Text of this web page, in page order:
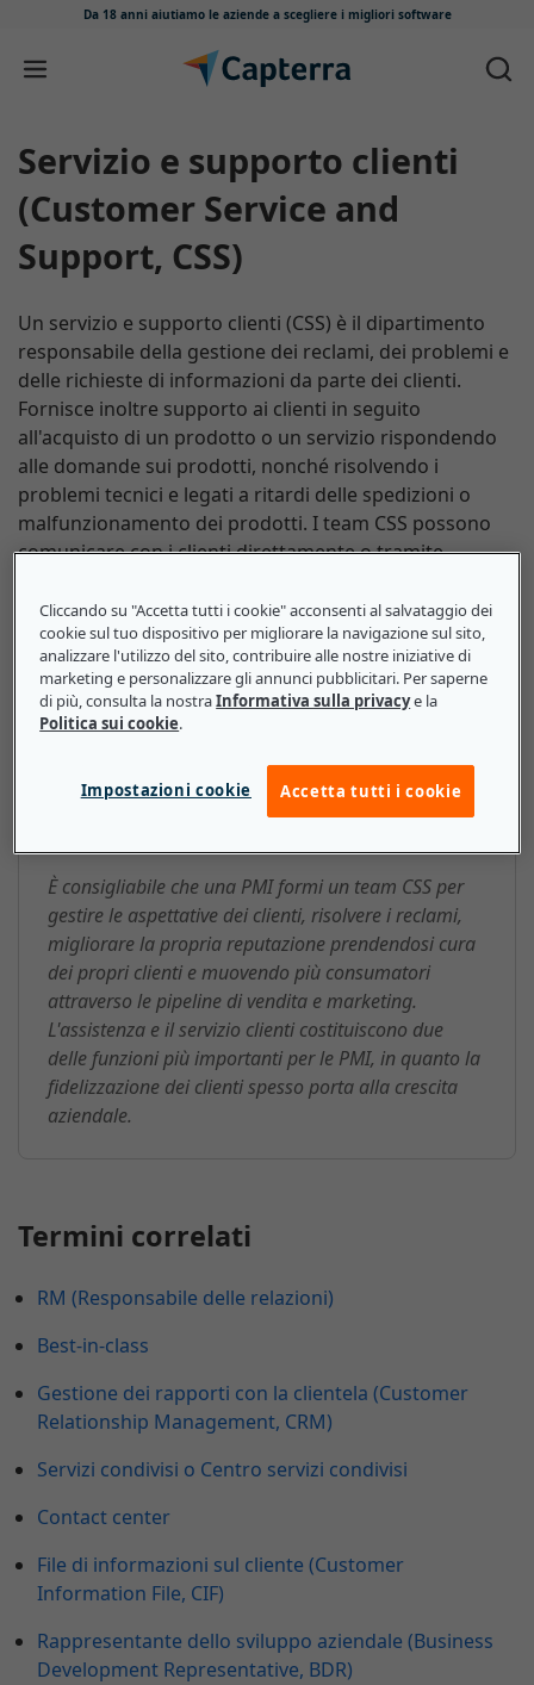
Da 18 anni aiutiamo le aziende a scegliere i migliori software
Salta e vai al contenuto
Servizio e supporto clienti
(Customer Service and
Support, CSS)
Un servizio e supporto clienti (CSS) è il dipartimento
responsabile della gestione dei reclami, dei problemi e
delle richieste di informazioni da parte dei clienti.
Fornisce inoltre supporto ai clienti in seguito
all'acquisto di un prodotto o un servizio rispondendo
alle domande sui prodotti, nonché risolvendo i
problemi tecnici e legati a ritardi delle spedizioni o
malfunzionamento dei prodotti. I team CSS possono
comunicare con i clienti direttamente o tramite
tecnologie.
Servizio e supporto clienti
(Customer Service and Support,
CSS): ecco cosa devono sapere le
È consigliabile che una PMI formi un team CSS per
gestire le aspettative dei clienti, risolvere i reclami,
migliorare la propria reputazione prendendosi cura
dei propri clienti e muovendo più consumatori
attraverso le pipeline di vendita e marketing.
L'assistenza e il servizio clienti costituiscono due
delle funzioni più importanti per le PMI, in quanto la
fidelizzazione dei clienti spesso porta alla crescita
aziendale.
Termini correlati
RM (Responsabile delle relazioni)
Best-in-class
Gestione dei rapporti con la clientela (Customer
Relationship Management, CRM)
Servizi condivisi o Centro servizi condivisi
Contact center
File di informazioni sul cliente (Customer
Information File, CIF)
Rappresentante dello sviluppo aziendale (Business
Development Representative, BDR)
Cliccando su "Accetta tutti i cookie" acconsenti al salvataggio dei
cookie sul tuo dispositivo per migliorare la navigazione sul sito,
analizzare l'utilizzo del sito, contribuire alle nostre iniziative di
marketing e personalizzare gli annunci pubblicitari. Per saperne
di più, consulta la nostraInformativa sulla privacye la
Politica sui cookie.
Impostazioni cookie Accetta tutti i cookie